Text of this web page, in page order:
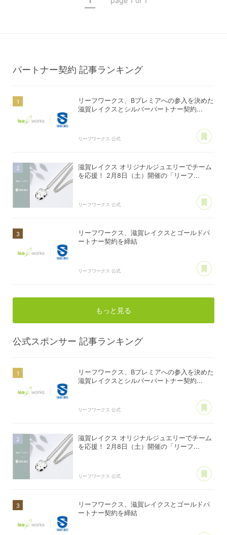
パートナー契約 記事ランキング
リーフワークス、Bプレミアへの参入を決めた
滋賀レイクスとシルバーパートナー契約...
リーフワークス 公式
滋賀レイクス オリジナルジュエリーでチーム
を応援！ 2月8日（土）開催の「リーフ...
リーフワークス 公式
リーフワークス、滋賀レイクスとゴールドパ
ートナー契約を締結
リーフワークス 公式
もっと見る
公式スポンサー 記事ランキング
リーフワークス、Bプレミアへの参入を決めた
滋賀レイクスとシルバーパートナー契約...
リーフワークス 公式
滋賀レイクス オリジナルジュエリーでチーム
を応援！ 2月8日（土）開催の「リーフ...
リーフワークス 公式
リーフワークス、滋賀レイクスとゴールドパ
ートナー契約を締結